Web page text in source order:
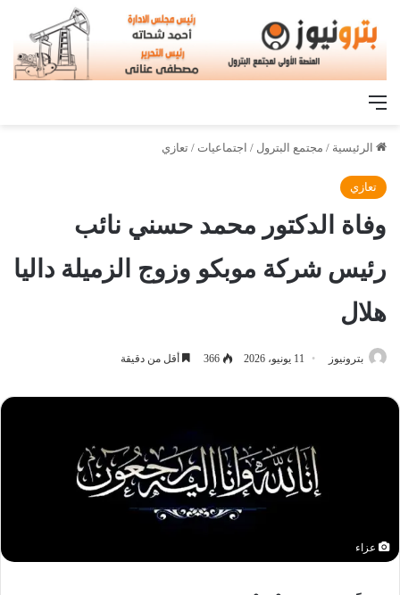
القائمة
الرئيسية / مجتمع البترول / اجتماعيات / تعازي
تعازي
وفاة الدكتور محمد حسني نائب
رئيس شركة موبكو وزوج الزميلة داليا
هلال
بترونيوز 11 يونيو، 2026 366 أقل من دقيقة
عزاء